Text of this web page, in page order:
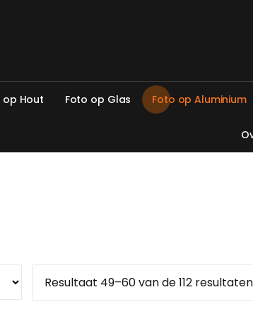
op Hout Foto op Glas Foto op Aluminium
O
Resultaat 49–60 van de 112